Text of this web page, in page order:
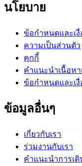
นโยบาย
ข้อกำหนดและเ
ความเป็นส่วนตัว
คุกกี้
คำแนะนำเนื้อห
ข้อกำหนดและเงื่
ข้อมูลอื่นๆ
เกี่ยวกับเรา
ร่วมงานกับเรา
คำแนะนำการเดิ